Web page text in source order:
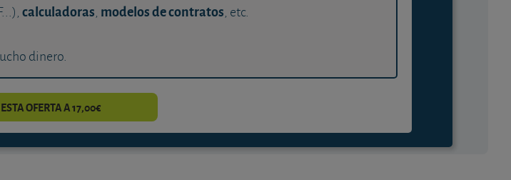
calculadoras, modelos de contratos, etc.
dinero.
OFERTA A 17,00€